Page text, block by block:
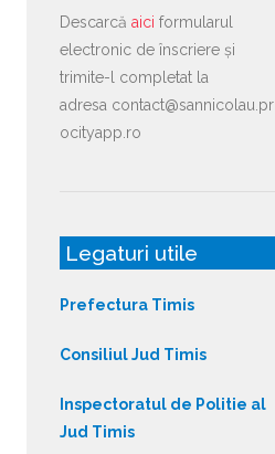
Descarcă aici formularul
electronic de înscriere și
trimite-l completat la
adresa contact@sannicolau.pr
ocityapp.ro
Legaturi utile
Prefectura Timis
Consiliul Jud Timis
Inspectoratul de Politie al
Jud Timis